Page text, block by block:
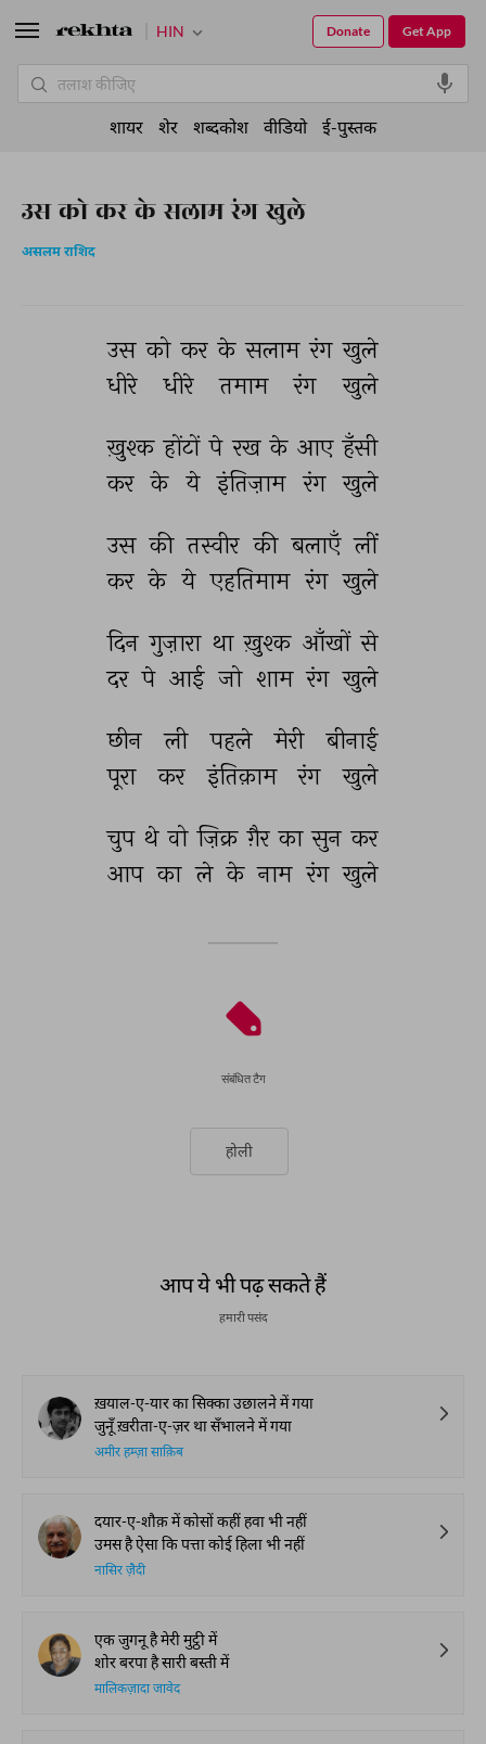
उस को कर के सलाम रंग खुले
असलम राशिद
उस को कर के सलाम रंग खुले
धीरे
धीरे तमाम रंग खुले
ख़ुश्क होंटों पे रख के आए हँसी
कर के ये इंतिज़ाम रंग खुले
उस की तस्वीर की बलाएँ लीं
कर के ये एहतिमाम रंग खुले
दिन गुज़ारा था ख़ुश्क आँखों से
दर पे आई जो शाम रंग खुले
छीन ली पहले मेरी
बीनाई
पूरा
कर इंतिक़ाम रंग खुले
चुप थे वो ज़िक्र ग़ैर का सुन कर
आप का ले के नाम रंग खुले
संबंधित टैग
होली
आप ये भी पढ़ सकते हैं
हमारी पसंद
ख़याल-ए-यार का सिक्का उछालने में गया
जुनूँ ख़रीता-ए-ज़र था सँभालने में गया
अमीर हम्ज़ा साक़िब
दयार-ए-शौक़ में कोसों कहीं हवा भी नहीं
उमस है ऐसा कि पत्ता कोई हिला भी नहीं
नासिर ज़ैदी
एक जुगनू है मेरी मुट्ठी में
शोर बरपा है सारी बस्ती में
मालिकज़ादा जावेद
HIN Get App
Donate
शायर शेर शब्दकोश वीडियो ई-पुस्तक